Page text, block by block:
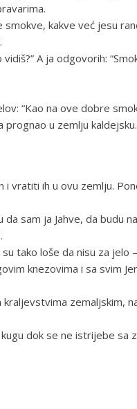
kakve već jesu
vidiš?” A ja odgovorih:
“Kao na ove dobre
u zemlju kaldejsku.
vratiti ih u ovu zemlju.
sam ja Jahve, da budu
tako loše da nisu za jelo
knezovima i sa svim
kraljevstvima zemaljskim,
dok se ne istrijebe sa